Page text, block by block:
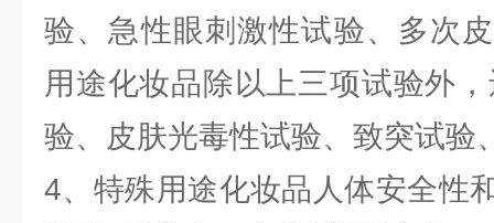
验、急性眼刺激性试验、多次
用途化妆品除以上三项试验外
验、皮肤光毒性试验、致突试验
4、特殊用途化妆品人体安全性